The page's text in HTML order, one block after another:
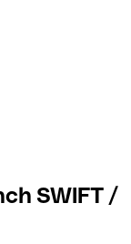
SWIFT /